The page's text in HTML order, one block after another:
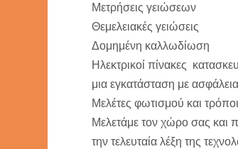
Μετρήσεις γειώσεων
Θεμελειακές γειώσεις
Δομημένη καλλωδίωση
Ηλεκτρικοί πίνακες
μια εγκατάσταση με
Μελέτες φωτισμού και
Μελετάμε τον χώρο σας και
την τελευταία λέξη της